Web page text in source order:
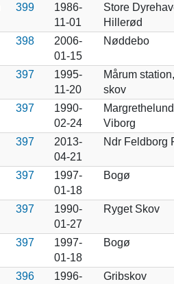
399
1986-
11-01
Store
Hillerød
398
2006-
01-15
Nøddebo
397
1995-
11-20
Mårum
skov
397
1990-
02-24
Viborg
397
2013-
04-21
Ndr Feldborg
397
1997-
01-18
Bogø
397
1990-
01-27
Ryget Skov
397
1997-
01-18
Bogø
396
1996-
Gribskov